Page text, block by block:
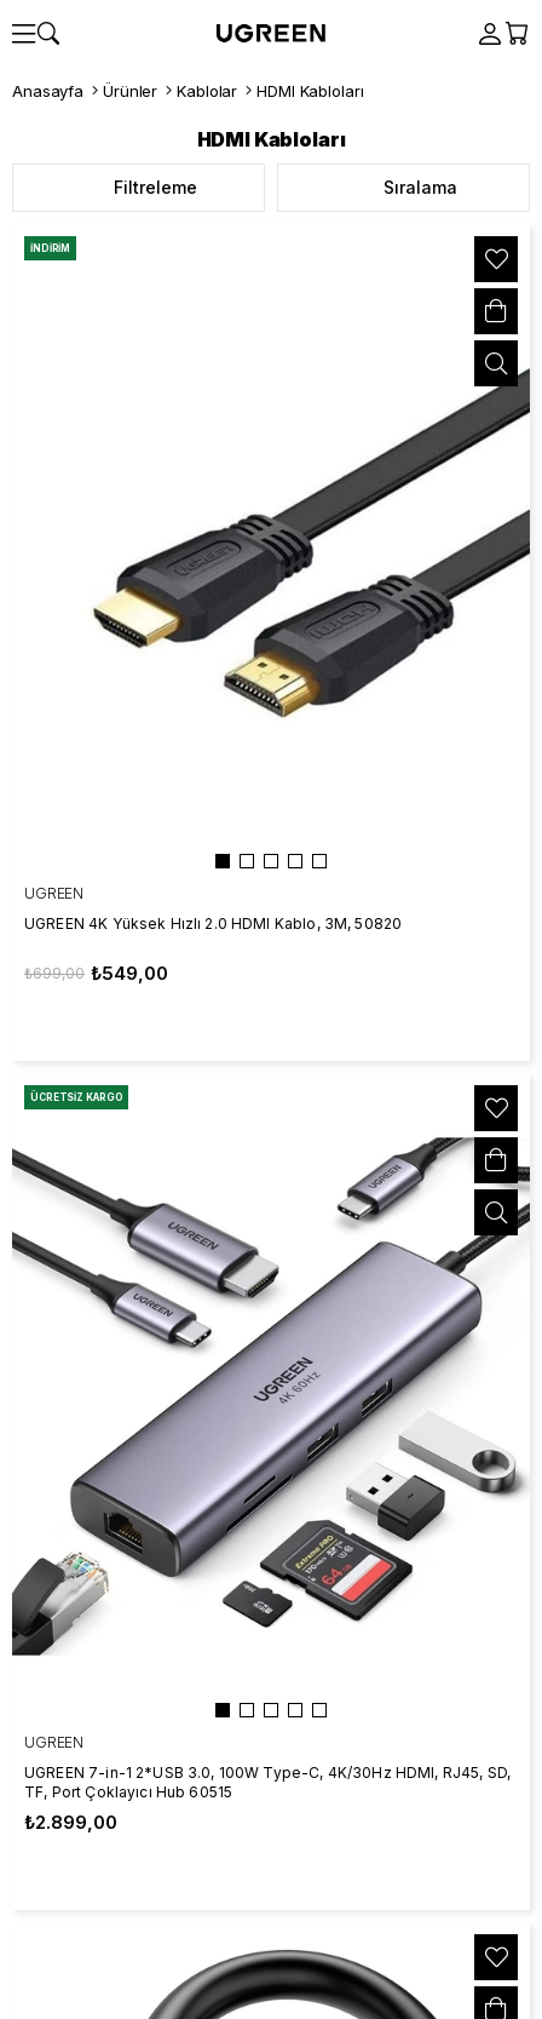
Anasayfa Ürünler Kablolar HDMI Kabloları
HDMI Kabloları
Filtreleme Sıralama
UGREEN
UGREEN 4K Yüksek Hızlı 2.0 HDMI Kablo, 3M, 50820
₺549,00
₺699,00
İNDIRIM
UGREEN
UGREEN 7-in-1 2*USB 3.0, 100W Type-C, 4K/30Hz HDMI, RJ45, SD,
TF, Port Çoklayıcı Hub 60515
₺2.899,00
ÜCRETSIZ KARGO